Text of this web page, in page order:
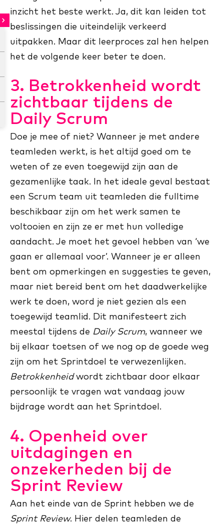
inzicht het beste werkt. Ja, dit kan leiden tot
beslissingen die uiteindelijk verkeerd
uitpakken. Maar dit leerproces zal hen helpen
het de volgende keer beter te doen.
3. Betrokkenheid wordt
zichtbaar tijdens de
Daily Scrum
Doe je mee of niet? Wanneer je met andere
teamleden werkt, is het altijd goed om te
weten of ze even toegewijd zijn aan de
gezamenlijke taak. In het ideale geval bestaat
een Scrum team uit teamleden die fulltime
beschikbaar zijn om het werk samen te
voltooien en zijn ze er met hun volledige
aandacht. Je moet het gevoel hebben van ‘we
gaan er allemaal voor’. Wanneer je er alleen
bent om opmerkingen en suggesties te geven,
maar niet bereid bent om het daadwerkelijke
werk te doen, word je niet gezien als een
toegewijd teamlid. Dit manifesteert zich
meestal tijdens de Daily Scrum, wanneer we
bij elkaar toetsen of we nog op de goede weg
zijn om het Sprintdoel te verwezenlijken.
Betrokkenheidwordt zichtbaar door elkaar
persoonlijk te vragen wat vandaag jouw
bijdrage wordt aan het Sprintdoel.
4. Openheid over
uitdagingen en
onzekerheden bij de
Sprint Review
Aan het einde van de Sprint hebben we de
Sprint Review. Hier delen teamleden de